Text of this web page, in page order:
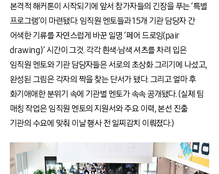
본격적 해커톤이 시작되기에 앞서 참가자들의 긴장을 푸는 ‘특별
프로그램’이 마련됐다. 임직원 멘토들과 15개 기관 담당자 간
어색한 기류를 자연스럽게 바꾼 일명 ‘페어 드로잉(pair
drawing)’ 시간이 그것. 각각 흰색∙남색 셔츠를 차려 입은
임직원 멘토와 기관 담당자들은 서로의 초상화 그리기에 나섰고,
완성된 그림은 각자의 짝을 찾는 단서가 됐다. 그리고 얼마 후
화기애애한 분위기 속에 기관별 멘토가 속속 공개됐다. (실제 팀
매칭 작업은 임직원 멘토의 지원서와 주요 이력, 본선 진출
기관의 수요에 맞춰 이날 행사 전 일찌감치 이뤄졌다.)